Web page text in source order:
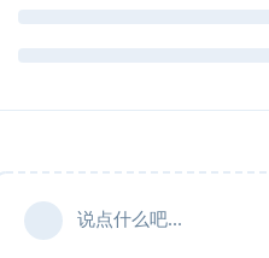
说点什么吧...